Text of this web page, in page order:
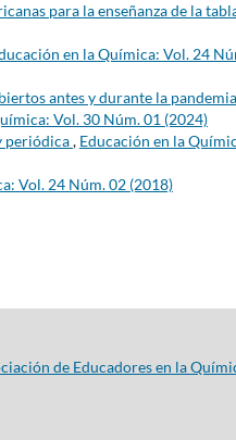
para la enseñanza de la
en la Química: Vol. 24
antes y durante la
Vol. 30 Núm. 01 (2024)
periódica, Educación en la
Vol. 24 Núm. 02 (2018)
de Educadores en la